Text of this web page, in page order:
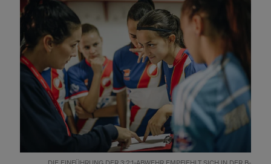
DIE EINFÜHRUNG DER 3:2:1-ABWEHR EMPFIEHLT SICH IN DER B-